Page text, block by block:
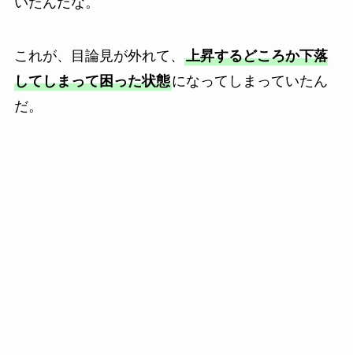
これが、目論見が外れて、 上昇するどころか下落
してしまって困った状態になってしまっていたん
だ。